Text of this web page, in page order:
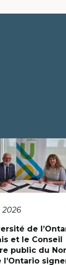
2026
de
et le Conseil
public du
l’Ontario